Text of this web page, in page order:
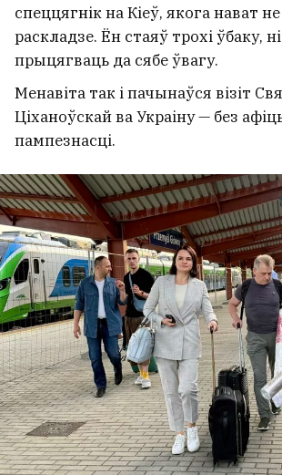
спеццягнік на Кіеў, якога нават
раскладзе. Ён стаяў трохі ўбаку,
прыцягваць да сябе ўвагу.
Менавіта так і пачынаўся візіт
Ціханоўскай ва Украіну — без
пампезнасці.